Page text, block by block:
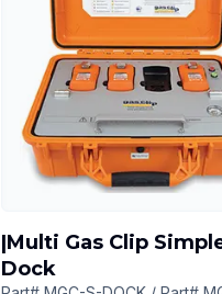
|Multi Gas Clip
Dock